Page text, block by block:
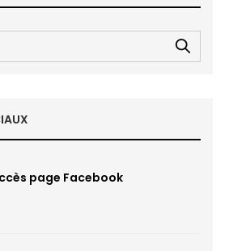
page Facebook